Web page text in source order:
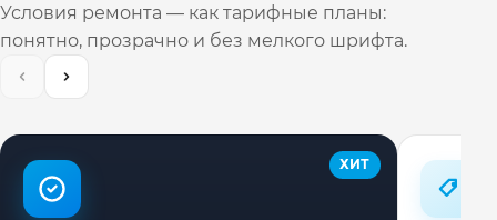
Условия ремонта — как тарифные планы:
понятно, прозрачно и без мелкого шрифта.
ХИТ